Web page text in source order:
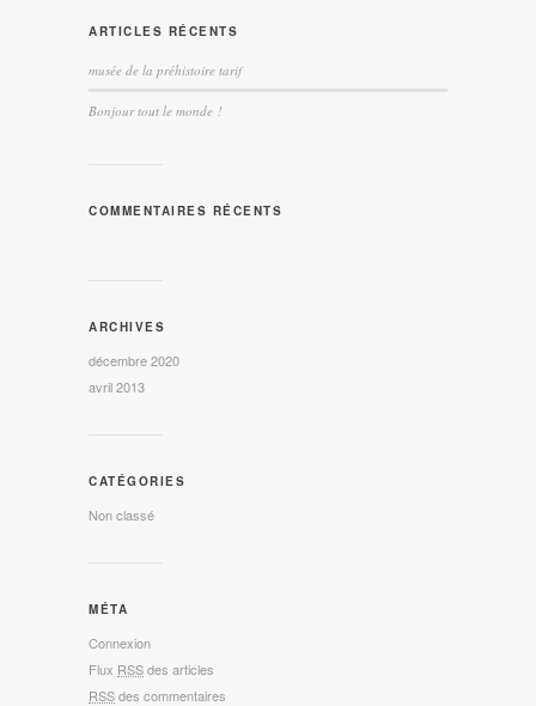
ARTICLES RÉCENTS
musée de la préhistoire tarif
Bonjour tout le monde !
COMMENTAIRES RÉCENTS
ARCHIVES
décembre 2020
avril 2013
CATÉGORIES
Non classé
MÉTA
Connexion
Flux RSSdes articles
RSSdes commentaires